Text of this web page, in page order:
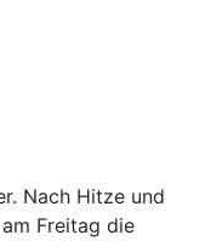
Nach Hitze und
Freitag die